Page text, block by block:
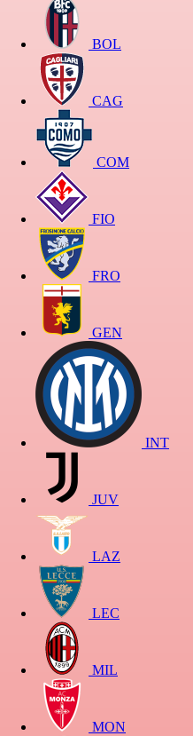
BOL
CAG
COM
FIO
FRO
GEN
INT
JUV
LAZ
LEC
MIL
MON